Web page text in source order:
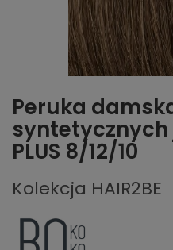
Peruka
syntetycznych
PLUS 8/12/10
Kolekcja HAIR2BE